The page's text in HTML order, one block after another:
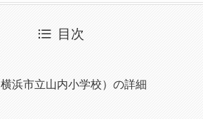
目次
浜市立山内小学校）の詳細